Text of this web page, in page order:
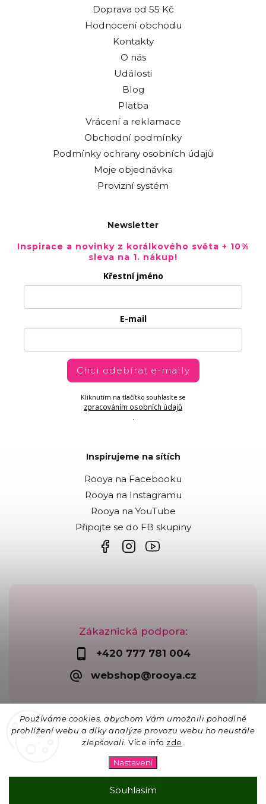
Používáme cookies, abychom Vám umožnili pohodlné
prohlížení webu a díky analýze provozu webu ho neustále
zlepšovali. Více info zde
Nastavení
Souhlasím
Zákaznická podpora:
+420 777 781 004
webshop@rooya.cz
Doprava od 55 Kč
Hodnocení obchodu
Kontakty
O nás
Události
Blog
Platba
Vrácení a reklamace
Obchodní podmínky
Podmínky ochrany osobních údajů
Moje objednávka
Provizní systém
Newsletter
Inspirace a novinky z korálkového světa + 10%
sleva na 1. nákup!
Křestní jméno
E-mail
Chci odebírat e-maily
Kliknutím na tlačítko souhlasíte se
zpracováním osobních údajů
Inspirujeme na sítích
Rooya na Facebooku
Rooya na Instagramu
Rooya na YouTube
Připojte se do FB skupiny
vyhrazena.
Upravit nastavení cookies
Shoptet | Design
Chci se naučit drátovat